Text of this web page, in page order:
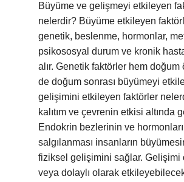
Büyüme ve gelişmeyi etkileyen
nelerdir? Büyüme etkileyen
genetik, beslenme, hormonlar,
psikososyal durum ve kronik
alır. Genetik faktörler hem doğum
de doğum sonrası büyümeyi
gelişimini etkileyen faktörler
kalıtım ve çevrenin etkisi altında
Endokrin bezlerinin ve
salgılanması insanların
fiziksel gelişimini sağlar. Gelişimi
veya dolaylı olarak